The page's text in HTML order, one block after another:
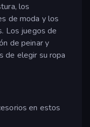
los
de moda y los
Los juegos de
de peinar y
de elegir su ropa
en estos